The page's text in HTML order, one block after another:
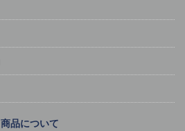
商品について